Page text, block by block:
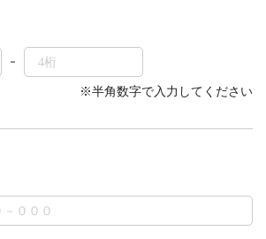
※半角数字で入力してください